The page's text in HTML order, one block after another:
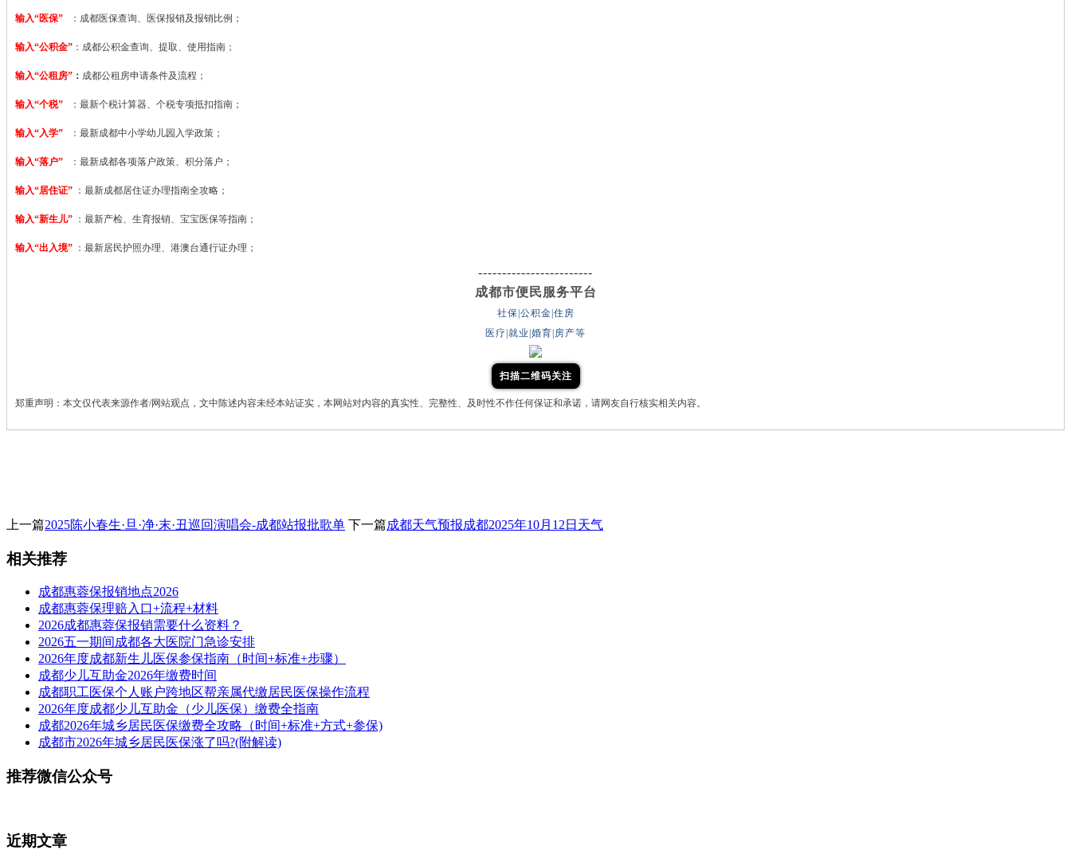
输入“医保” ：成都医保查询、医保报销及报销比例；
输入“公积金” ：成都公积金查询、提取、使用指南；
输入“公租房” ： 成都公租房申请条件及流程；
输入“个税” ：最新个税计算器、个税专项抵扣指南；
输入“入学” ：最新成都中小学幼儿园入学政策；
输入“落户” ：最新成都各项落户政策、积分落户；
输入“居住证” ：最新成都居住证办理指南全攻略；
输入“新生儿” ：最新产检、生育报销、宝宝医保等指南；
输入“出入境” ：最新居民护照办理、港澳台通行证办理；
------------------------
成都市便民服务平台
社保|公积金|住房
医疗|就业|婚育|房产等
扫描二维码关注
郑重声明：本文仅代表来源作者/网站观点，文中陈述内容未经本站证实，本网站对内容的真实性、完整性、及时性不作任何保证和承诺，请网友自行核实相关内容。
上一篇2025陈小春生·旦·净·末·丑巡回演唱会-成都站报批歌单 下一篇成都天气预报成都2025年10月12日天气
相关推荐
成都惠蓉保报销地点2026
成都惠蓉保理赔入口+流程+材料
2026成都惠蓉保报销需要什么资料？
2026五一期间成都各大医院门急诊安排
2026年度成都新生儿医保参保指南（时间+标准+步骤）
成都少儿互助金2026年缴费时间
成都职工医保个人账户跨地区帮亲属代缴居民医保操作流程
2026年度成都少儿互助金（少儿医保）缴费全指南
成都2026年城乡居民医保缴费全攻略（时间+标准+方式+参保)
成都市2026年城乡居民医保涨了吗?(附解读)
推荐微信公众号
近期文章